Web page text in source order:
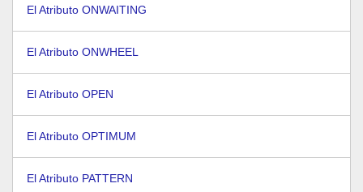
El Atributo ONWAITING
El Atributo ONWHEEL
El Atributo OPEN
El Atributo OPTIMUM
El Atributo PATTERN